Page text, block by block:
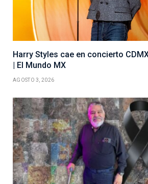
Harry Styles cae en concierto
| El Mundo MX
AGOSTO 3, 2026